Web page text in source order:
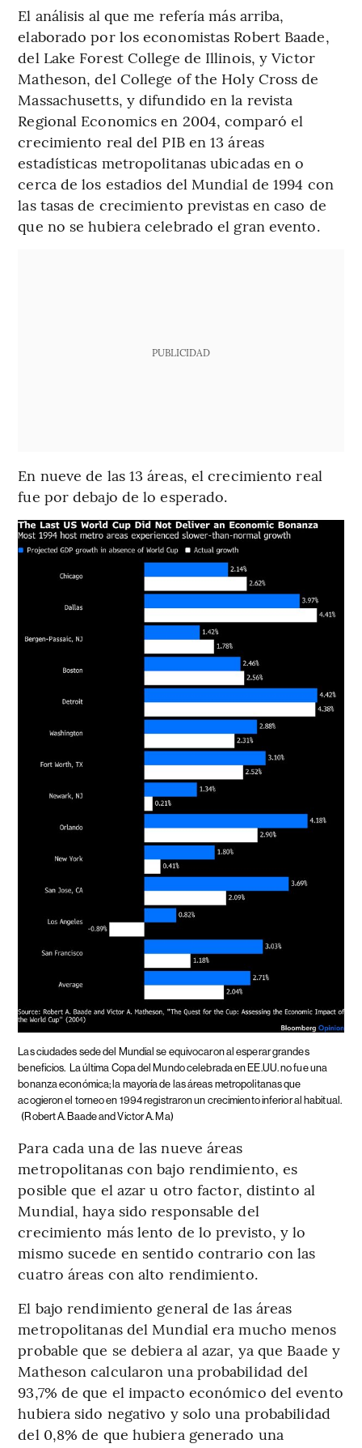
El análisis al que me refería más arriba,
elaborado por los economistas Robert Baade,
del Lake Forest College de Illinois, y Victor
Matheson, del College of the Holy Cross de
Massachusetts, y difundido en la revista
Regional Economics en 2004, comparó el
crecimiento real del PIB en 13 áreas
estadísticas metropolitanas ubicadas en o
cerca de los estadios del Mundial de 1994 con
las tasas de crecimiento previstas en caso de
que no se hubiera celebrado el gran evento.
PUBLICIDAD
En nueve de las 13 áreas, el crecimiento real
fue por debajo de lo esperado.
Las ciudades sede del Mundial se equivocaron al esperar grandes
beneficios. La última Copa del Mundo celebrada en EE.UU. no fue una
bonanza económica; la mayoría de las áreas metropolitanas que
acogieron el torneo en 1994 registraron un crecimiento inferior al habitual.
(Robert A. Baade and Victor A. Ma)
Para cada una de las nueve áreas
metropolitanas con bajo rendimiento, es
posible que el azar u otro factor, distinto al
Mundial, haya sido responsable del
crecimiento más lento de lo previsto, y lo
mismo sucede en sentido contrario con las
cuatro áreas con alto rendimiento.
El bajo rendimiento general de las áreas
metropolitanas del Mundial era mucho menos
probable que se debiera al azar, ya que Baade y
Matheson calcularon una probabilidad del
93,7% de que el impacto económico del evento
hubiera sido negativo y solo una probabilidad
del 0,8% de que hubiera generado una